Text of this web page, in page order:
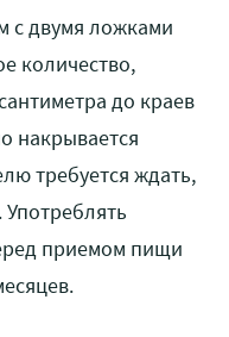
с двумя ложками
количество,
до краев
накрывается
требуется ждать,
Употреблять
приемом пищи